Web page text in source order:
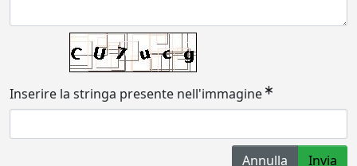
Inserire la stringa presente nell'immagine
Annulla Invia